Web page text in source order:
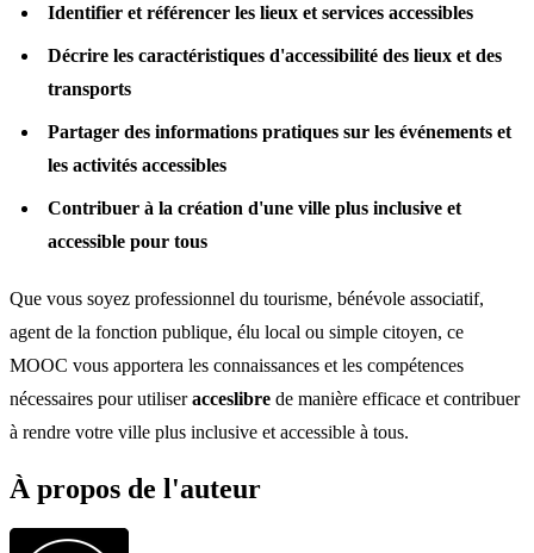
Identifier et référencer les lieux et services accessibles
Décrire les caractéristiques d'accessibilité des lieux et des
transports
Partager des informations pratiques sur les événements et
les activités accessibles
Contribuer à la création d'une ville plus inclusive et
accessible pour tous
Que vous soyez professionnel du tourisme, bénévole associatif,
agent de la fonction publique, élu local ou simple citoyen, ce
MOOC vous apportera les connaissances et les compétences
nécessaires pour utiliseracceslibre de manière efficace et contribuer
à rendre votre ville plus inclusive et accessible à tous.
À propos de l'auteur